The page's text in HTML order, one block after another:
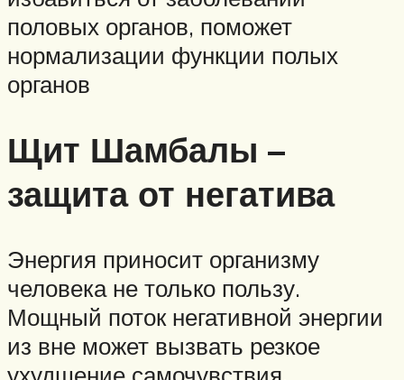
половых органов, поможет
нормализации функции полых
органов
Щит Шамбалы –
защита от негатива
Энергия приносит организму
человека не только пользу.
Мощный поток негативной энергии
из вне может вызвать резкое